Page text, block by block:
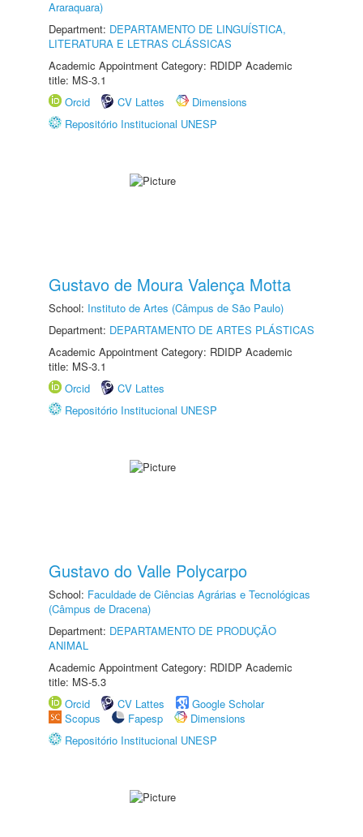
Araraquara)
Department: DEPARTAMENTO DE LINGUÍSTICA,
LITERATURA E LETRAS CLÁSSICAS
Academic Appointment Category: RDIDP Academic
title: MS-3.1
Orcid
CV Lattes
Dimensions
Repositório Institucional UNESP
Gustavo de Moura Valença Motta
School: Instituto de Artes (Câmpus de São Paulo)
Department: DEPARTAMENTO DE ARTES PLÁSTICAS
Academic Appointment Category: RDIDP Academic
title: MS-3.1
Orcid
CV Lattes
Repositório Institucional UNESP
Gustavo do Valle Polycarpo
School: Faculdade de Ciências Agrárias e Tecnológicas
(Câmpus de Dracena)
Department: DEPARTAMENTO DE PRODUÇÃO
ANIMAL
Academic Appointment Category: RDIDP Academic
title: MS-5.3
Orcid
CV Lattes
Google Scholar
Scopus
Fapesp
Dimensions
Repositório Institucional UNESP